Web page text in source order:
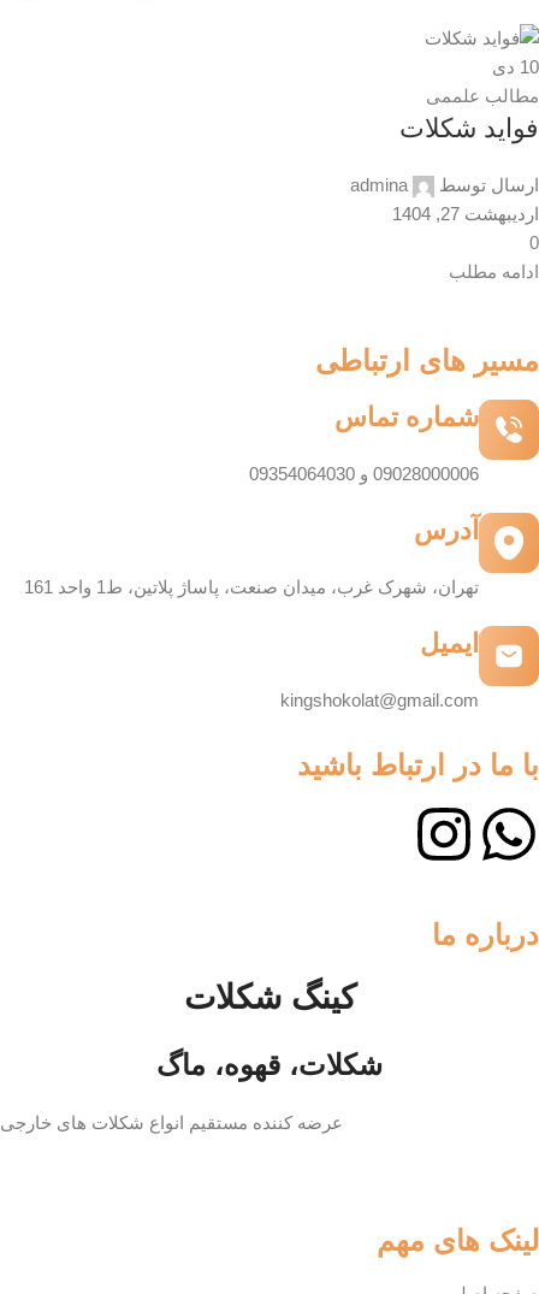
10 دی
مطالب علممی
فواید شکلات
ارسال توسط
admina
اردیبهشت 27, 1404
0
ادامه مطلب
لینک های مهم
درباره ما
کینگ شکلات
شکلات، قهوه، ماگ
عرضه کننده مستقیم انواع شکلات های خارجی
مسیر های ارتباطی
شماره تماس
09028000006 و 09354064030
آدرس
تهران، شهرک غرب، میدان صنعت، پاساژ پلاتین، ط1 واحد 161
ایمیل
kingshokolat@gmail.com
با ما در ارتباط باشید